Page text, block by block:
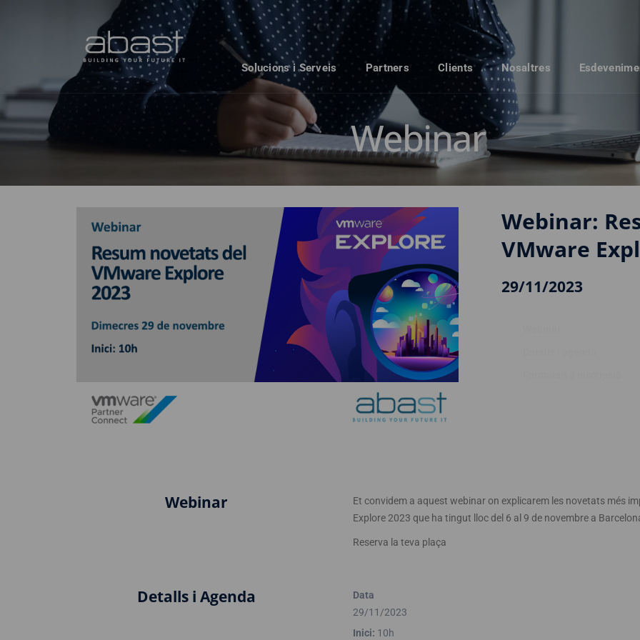
Solucions i Serveis Partners Clients Nosaltres
Webinar
Webinar:
VMware
29/11/2023
Webinar
Et convidem a aquest webinar on explicarem les novetats més
Explore 2023 que ha tingut lloc del 6 al 9 de novembre a
Reserva la teva plaça
Detalls i Agenda
Data
29/11/2023
Inici: 10h